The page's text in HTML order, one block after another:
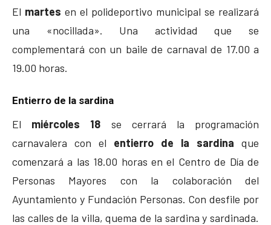
El martes en el polideportivo municipal se realizará
una «nocillada». Una actividad que se
complementará con un baile de carnaval de 17.00 a
19.00 horas.
Entierro de la sardina
El miércoles 18 se cerrará la programación
carnavalera con el entierro de la sardina que
comenzará a las 18.00 horas en el Centro de Día de
Personas Mayores con la colaboración del
Ayuntamiento y Fundación Personas. Con desfile por
las calles de la villa, quema de la sardina y sardinada.